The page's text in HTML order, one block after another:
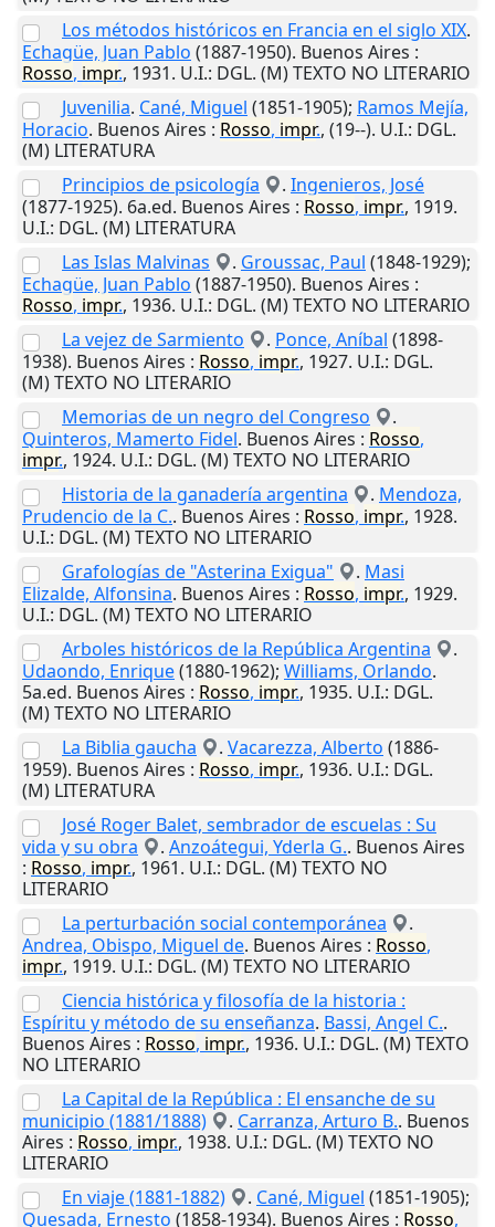
Los métodos históricos en Francia en el siglo XIX.
Echagüe, Juan Pablo (1887-1950). Buenos Aires :
Rosso, impr., 1931. U.I.: DGL. (M) TEXTO NO LITERARIO
Juvenilia. Cané, Miguel (1851-1905); Ramos Mejía,
Horacio. Buenos Aires : Rosso, impr., (19--). U.I.: DGL.
(M) LITERATURA
Principios de psicología
. Ingenieros, José
(1877-1925). 6a.ed. Buenos Aires : Rosso, impr., 1919.
U.I.: DGL. (M) LITERATURA
Las Islas Malvinas
. Groussac, Paul (1848-1929);
Echagüe, Juan Pablo (1887-1950). Buenos Aires :
Rosso, impr., 1936. U.I.: DGL. (M) TEXTO NO LITERARIO
La vejez de Sarmiento
. Ponce, Aníbal (1898-
1938). Buenos Aires : Rosso, impr., 1927. U.I.: DGL.
(M) TEXTO NO LITERARIO
Memorias de un negro del Congreso
.
Quinteros, Mamerto Fidel. Buenos Aires : Rosso,
impr., 1924. U.I.: DGL. (M) TEXTO NO LITERARIO
Historia de la ganadería argentina
. Mendoza,
Prudencio de la C.. Buenos Aires : Rosso, impr., 1928.
U.I.: DGL. (M) TEXTO NO LITERARIO
Grafologías de "Asterina Exigua"
. Masi
Elizalde, Alfonsina. Buenos Aires : Rosso, impr., 1929.
U.I.: DGL. (M) TEXTO NO LITERARIO
Arboles históricos de la República Argentina
.
Udaondo, Enrique(1880-1962); Williams, Orlando.
5a.ed. Buenos Aires : Rosso, impr., 1935. U.I.: DGL.
(M) TEXTO NO LITERARIO
La Biblia gaucha
. Vacarezza, Alberto (1886-
1959). Buenos Aires : Rosso, impr., 1936. U.I.: DGL.
(M) LITERATURA
José Roger Balet, sembrador de escuelas : Su
vida y su obra
. Anzoátegui, Yderla G.. Buenos Aires
: Rosso, impr., 1961. U.I.: DGL. (M) TEXTO NO
LITERARIO
La perturbación social contemporánea
.
Andrea, Obispo, Miguel de. Buenos Aires : Rosso,
impr., 1919. U.I.: DGL. (M) TEXTO NO LITERARIO
Ciencia histórica y filosofía de la historia :
Espíritu y método de su enseñanza. Bassi, Angel C..
Buenos Aires : Rosso, impr., 1936. U.I.: DGL. (M) TEXTO
NO LITERARIO
La Capital de la República : El ensanche de su
municipio (1881/1888)
. Carranza, Arturo B.. Buenos
Aires : Rosso, impr., 1938. U.I.: DGL. (M) TEXTO NO
LITERARIO
En viaje (1881-1882)
. Cané, Miguel (1851-1905);
Quesada, Ernesto (1858-1934). Buenos Aires : Rosso,